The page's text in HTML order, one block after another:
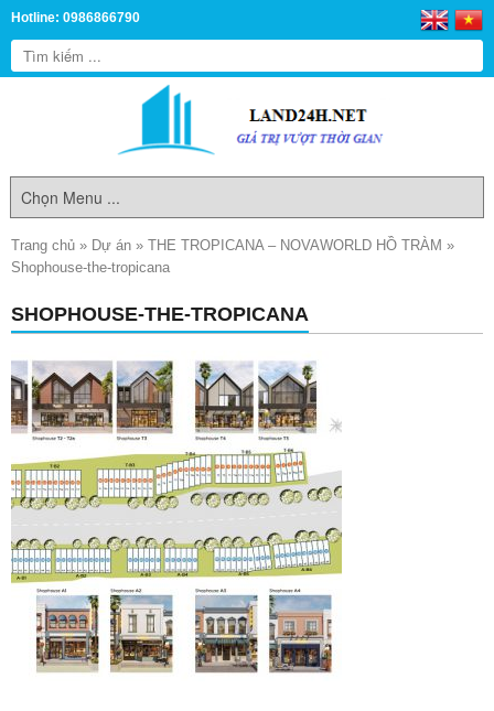
Hotline: 0986866790
Trang chủ » Dự án » THE TROPICANA – NOVAWORLD HỒ TRÀM »
Shophouse-the-tropicana
SHOPHOUSE-THE-TROPICANA